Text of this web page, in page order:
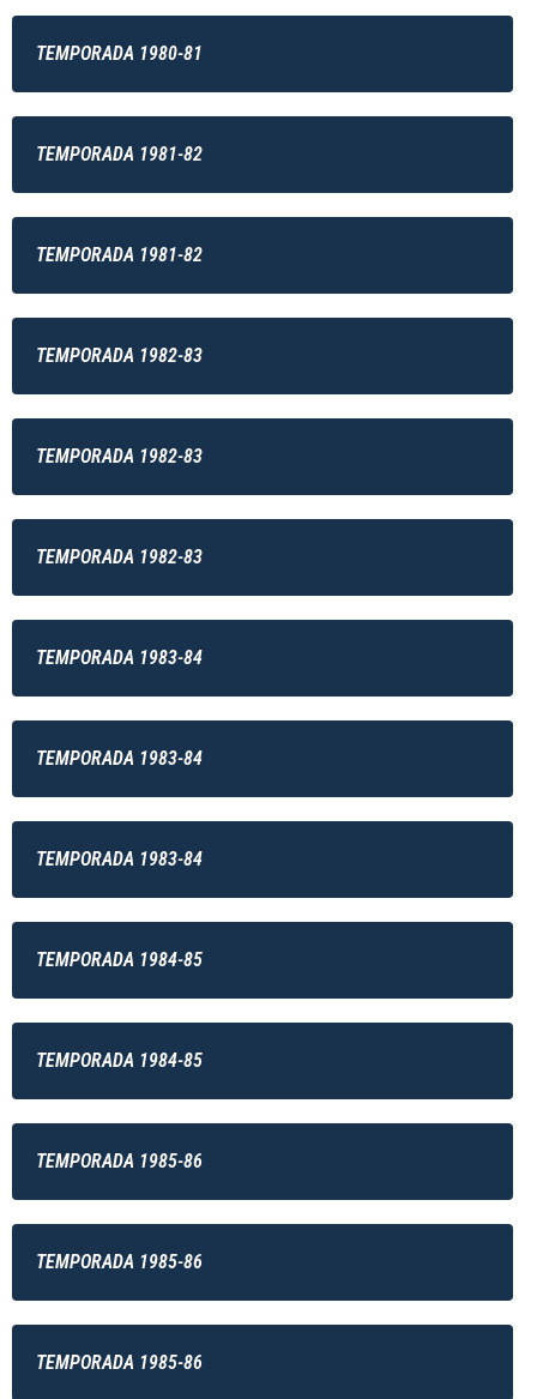
TEMPORADA 1980-81
TEMPORADA 1981-82
TEMPORADA 1981-82
TEMPORADA 1982-83
TEMPORADA 1982-83
TEMPORADA 1982-83
TEMPORADA 1983-84
TEMPORADA 1983-84
TEMPORADA 1983-84
TEMPORADA 1984-85
TEMPORADA 1984-85
TEMPORADA 1985-86
TEMPORADA 1985-86
TEMPORADA 1985-86